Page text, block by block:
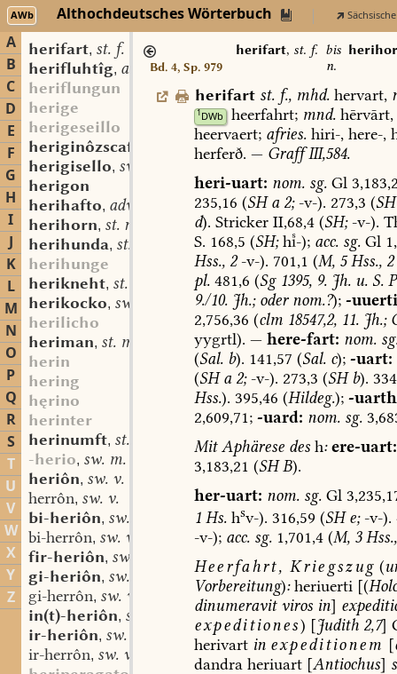
AWb Althochdeutsches Wörterbuch
A
B
C
D
E
F
G
H
I
J
K
L
M
N
O
P
Q
R
S
T
U
V
W
X
Y
Z
herifart, st. f.
herifluhtîg, adj.
heriflungun
herige
herigeseillo
heriginôzscaf
herigisello, sw. m.
herigon
herihafto, adv.
herihorn, st. n.
herihunda, st. f.
herihunge
herikneht, st. m.
herikocko, sw. m.
herilicho
heriman, st. m.
herin
hering
hęrino
herinter
herinumft, st. f.
-herio, sw. m.
heriôn, sw. v.
herrôn, sw. v.
bi-heriôn, sw. v.
bi-herrôn, sw. v.
fir-heriôn, sw. v.
gi-heriôn, sw. v.
gi-herrôn, sw. v.
in(t)-heriôn, sw. v.
ir-heriôn, sw. v.
ir-herrôn, sw. v.
Bd. 4, Sp. 979
herifart, st. f. bis
n.
herifart st. f., mhd. hervart,
1DWb heerfahrt; mnd. hērvārt,
heervaert; afries.hiri-,here-,
herferð. — GraffIII,584.
heri-uart: nom.sg.Gl
235,16 (SHa2; -v-). 273,3 (SH
d). StrickerII,68,4(SH; -v-).
S. 168,5 (SH;h-); acc.sg.Gl1,
Hss.,2-v-). 701,1 (M,5Hss.,2
pl.481,6 (Sg1395,9.Jh.u.S.
9./10.Jh.;odernom.?); -
2,756,36 (clm 18547,2,11.Jh.;
yygrtl). — here-fart: nom.
(Sal.b). 141,57 (Sal.c); -uart:
(SHa2;-v-). 273,3 (SHb).
Hss.). 395,46 (Hildeg.); -
2,609,71; -uard: nom. sg.
MitAphäresedesh: ere-uart:
3,183,21 (SHB).
her-uart: nom.sg.Gl
1Hs. hsv-). 316,59 (SHe;-v-).
-v-); acc.sg. 1,701,4(M,3Hss.,
Heerfahrt, Kriegszug (
Vorbereitung): heriuerti[(
dinumeravitvirosin]
expeditiones) [Judith2,7]
herivart in expeditionem [
dandraheriuart [Antiochus]